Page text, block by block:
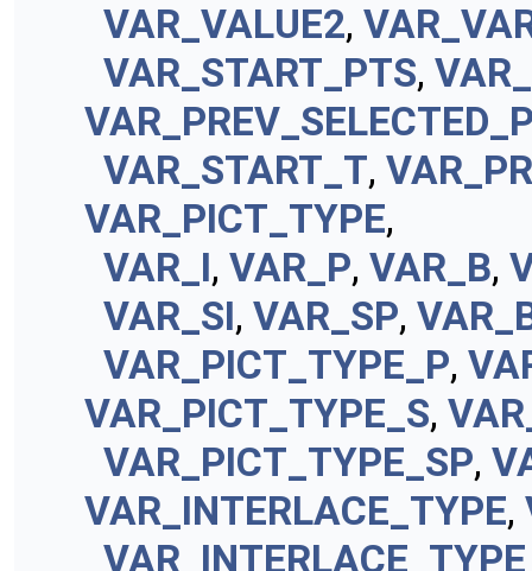
VAR_VALUE2,
VAR_START_PTS,
VAR_START_T,
VAR_PICT_TYPE,
VAR_I, VAR_P, VAR_B,
VAR_SI, VAR_SP,
VAR_PICT_TYPE_P,
VAR_PICT_TYPE_S,
VAR_PICT_TYPE_SP,
VAR_INTERLACE_TYPE,